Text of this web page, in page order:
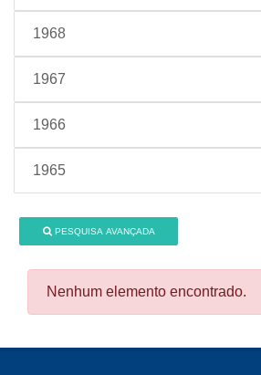
1968
1967
1966
1965
PESQUISA AVANÇADA
Nenhum elemento encontrado.